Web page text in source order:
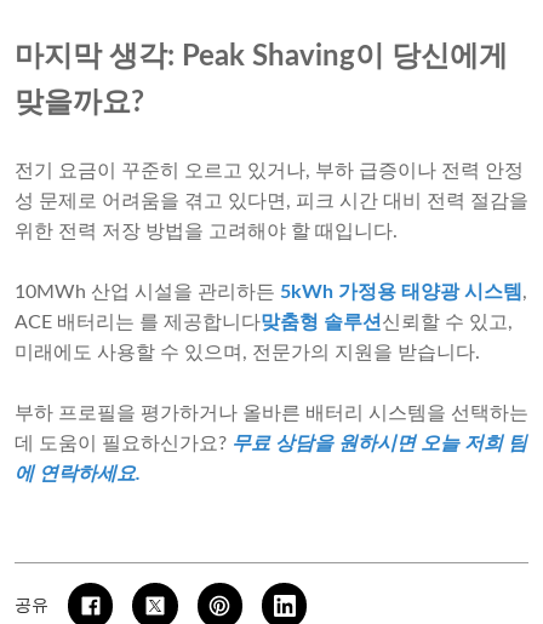
마지막 생각: Peak Shaving이 당신에게
맞을까요?
전기 요금이 꾸준히 오르고 있거나, 부하 급증이나 전력 안정
성 문제로 어려움을 겪고 있다면, 피크 시간 대비 전력 절감을
위한 전력 저장 방법을 고려해야 할 때입니다.
10MWh 산업 시설을 관리하든 5kWh 가정용 태양광 시스템 ,
ACE 배터리는 를 제공합니다맞춤형 솔루션 신뢰할 수 있고,
미래에도 사용할 수 있으며, 전문가의 지원을 받습니다.
부하 프로필을 평가하거나 올바른 배터리 시스템을 선택하는
데 도움이 필요하신가요? 무료 상담을 원하시면 오늘 저희 팀
에 연락하세요.
공유